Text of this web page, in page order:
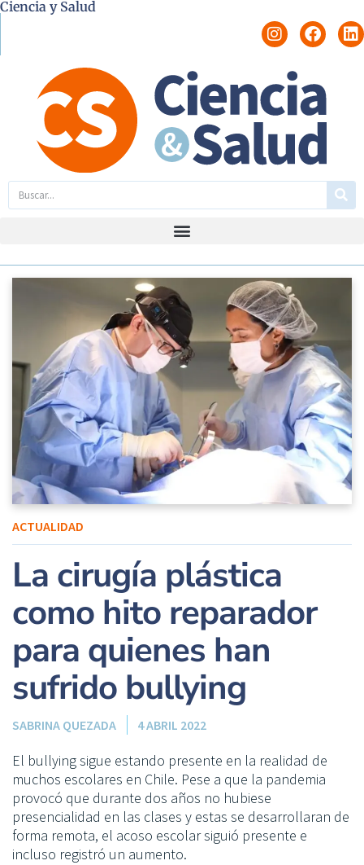
Ciencia y Salud
ACTUALIDAD
La cirugía plástica
como hito reparador
para quienes han
sufrido bullying
SABRINA QUEZADA 4 ABRIL 2022
El bullying sigue estando presente en la realidad de
muchos escolares en Chile. Pese a que la pandemia
provocó que durante dos años no hubiese
presencialidad en las clases y estas se desarrollaran de
forma remota, el acoso escolar siguió presente e
incluso registró un aumento.